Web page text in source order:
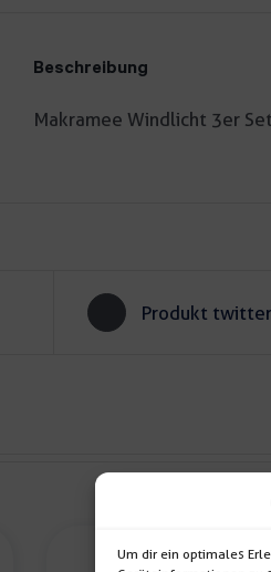
Um dir ein optimales
Beschreibung
Makramee Windlicht 3er Set
Produkt